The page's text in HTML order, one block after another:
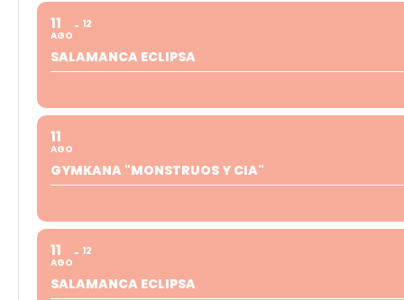
11
AGO
12
SALAMANCA ECLIPSA
11
AGO
GYMKANA "MONSTRUOS Y CIA"
11
AGO
12
SALAMANCA ECLIPSA